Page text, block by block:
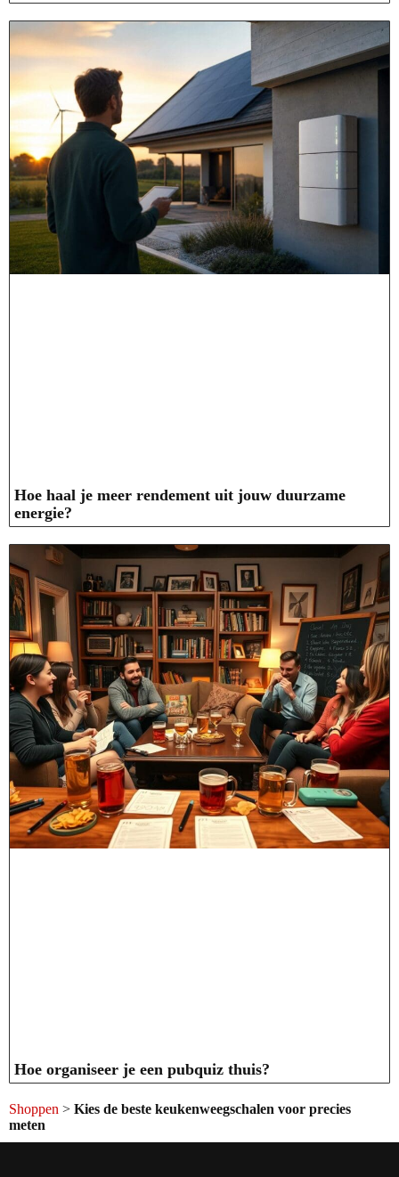
Hoe haal je meer rendement uit jouw duurzame
energie?
Hoe organiseer je een pubquiz thuis?
Shoppen > Kies de beste keukenweegschalen voor precies
meten